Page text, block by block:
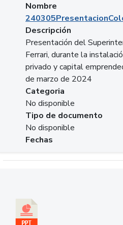
Nombre
Descripción
Presentación del
Ferrari, durante la
privado y capital
de marzo de 2024
Categoria
No disponible
Tipo de documento
No disponible
Fechas